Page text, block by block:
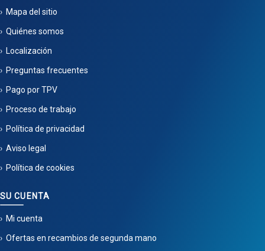
Mapa del sitio
Quiénes somos
Localización
Preguntas frecuentes
Pago por TPV
Proceso de trabajo
Política de privacidad
Aviso legal
Política de cookies
SU CUENTA
Mi cuenta
Ofertas en recambios de segunda mano